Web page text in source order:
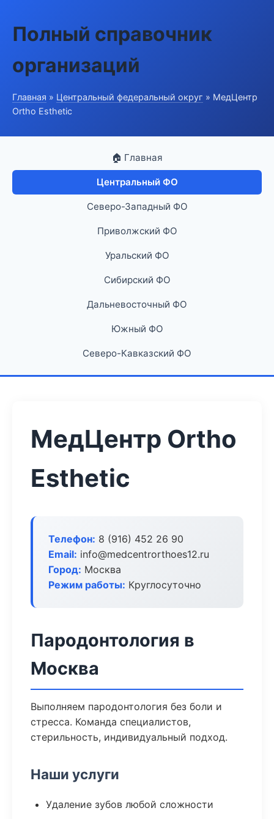
Полный справочник
организаций
Главная » Центральный федеральный округ » МедЦентр
Ortho Esthetic
🏠 Главная
Центральный ФО
Северо-Западный ФО
Приволжский ФО
Уральский ФО
Сибирский ФО
Дальневосточный ФО
Южный ФО
Северо-Кавказский ФО
МедЦентр Ortho
Esthetic
Телефон: 8 (916) 452 26 90
Email: info@medcentrorthoes12.ru
Город: Москва
Режим работы: Круглосуточно
Пародонтология в
Москва
Выполняем пародонтология без боли и
стресса. Команда специалистов,
стерильность, индивидуальный подход.
Наши услуги
Удаление зубов любой сложности